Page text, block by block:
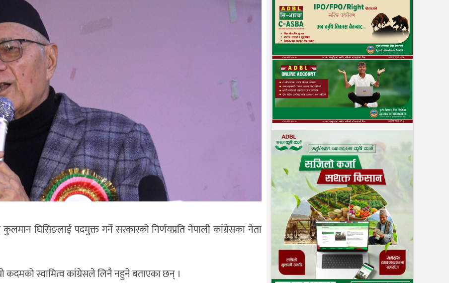
कुलमान घिसिङलाई पदमुक्त गर्ने सरकारको निर्णयप्रति नेपाली कांग्रेसका नेता
स्वामित्व कांग्रेसले लिनै नहुने बताएका छन् ।